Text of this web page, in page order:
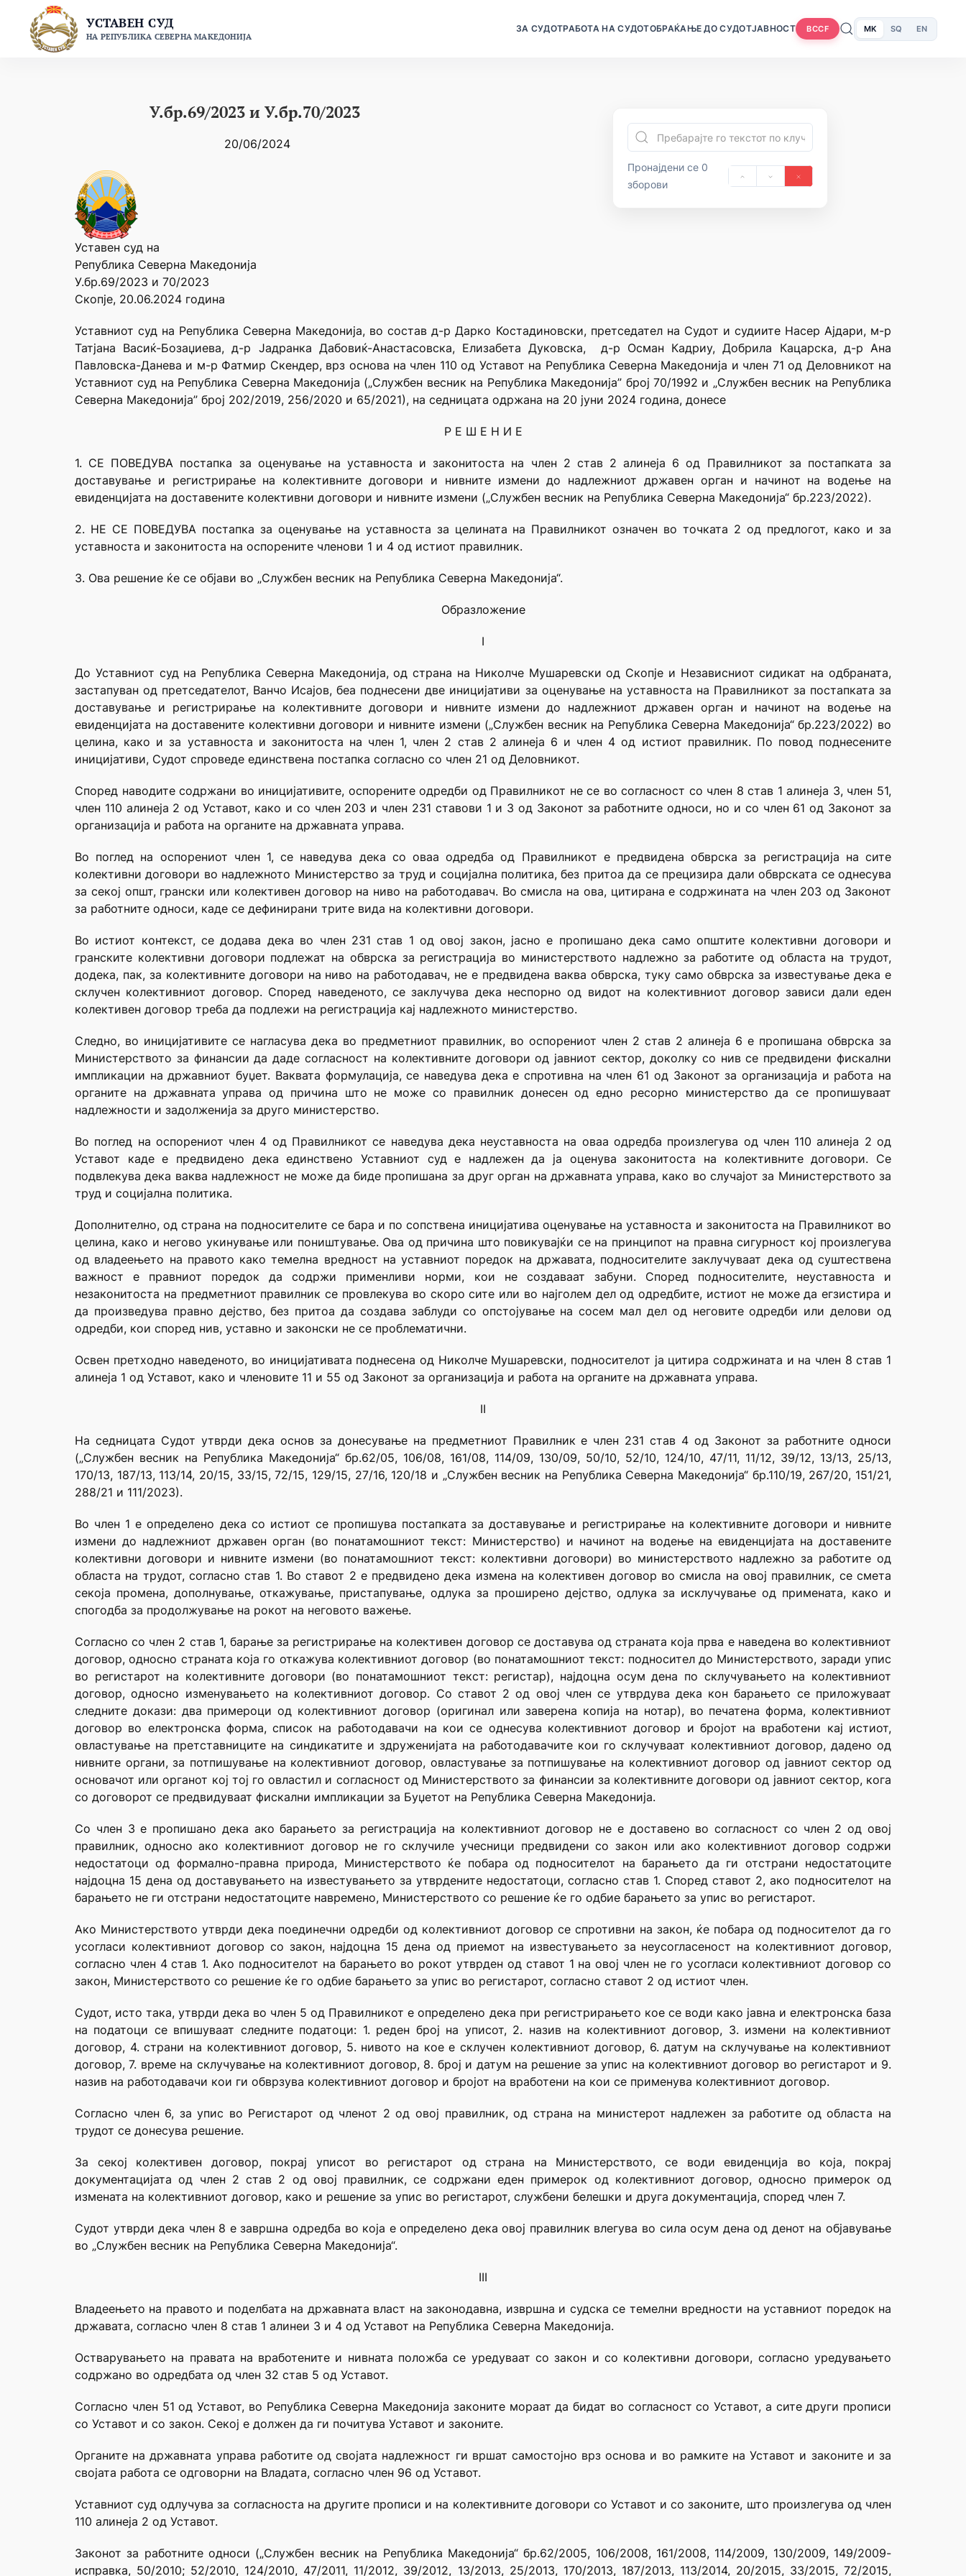
content
УСТАВЕН СУД
НА РЕПУБЛИКА СЕВЕРНА МАКЕДОНИЈА
ЗА СУДОТРАБОТА НА СУДОТОБРАЌАЊЕ ДО СУДОТЈАВНОСТ BCCF MK SQ EN
У.бр.69/2023 и У.бр.70/2023
20/06/2024
Пронајдени се 0
зборови
Уставен суд на
Република Северна Македонија
У.бр.69/2023 и 70/2023
Скопје, 20.06.2024 година
Уставниот суд на Република Северна Македонија, во состав д-р Дарко Костадиновски, претседател на Судот и судиите Насер Ајдари, м-р
Татјана Васиќ-Бозаџиева, д-р Јадранка Дабовиќ-Анастасовска, Елизабета Дуковска, д-р Осман Кадриу, Добрила Кацарска, д-р Ана
Павловска-Данева и м-р Фатмир Скендер, врз основа на член 110 од Уставот на Република Северна Македонија и член 71 од Деловникот на
Уставниот суд на Република Северна Македонија („Службен весник на Република Македонија” број 70/1992 и „Службен весник на Република
Северна Македонија” број 202/2019, 256/2020 и 65/2021), на седницата одржана на 20 јуни 2024 година, донесе
Р Е Ш Е Н И Е
1. СЕ ПОВЕДУВА постапка за оценување на уставноста и законитоста на член 2 став 2 алинеја 6 од Правилникот за постапката за
доставување и регистрирање на колективните договори и нивните измени до надлежниот државен орган и начинот на водење на
евиденцијата на доставените колективни договори и нивните измени („Службен весник на Република Северна Македонија“ бр.223/2022).
2. НЕ СЕ ПОВЕДУВА постапка за оценување на уставноста за целината на Правилникот означен во точката 2 од предлогот, како и за
уставноста и законитоста на оспорените членови 1 и 4 од истиот правилник.
3. Ова решение ќе се објави во „Службен весник на Република Северна Македонија“.
Образложение
I
До Уставниот суд на Република Северна Македонија, од страна на Николче Мушаревски од Скопје и Независниот сидикат на одбраната,
застапуван од претседателот, Ванчо Исајов, беа поднесени две иницијативи за оценување на уставноста на Правилникот за постапката за
доставување и регистрирање на колективните договори и нивните измени до надлежниот државен орган и начинот на водење на
евиденцијата на доставените колективни договори и нивните измени („Службен весник на Република Северна Македонија“ бр.223/2022) во
целина, како и за уставноста и законитоста на член 1, член 2 став 2 алинеја 6 и член 4 од истиот правилник. По повод поднесените
иницијативи, Судот спроведе единствена постапка согласно со член 21 од Деловникот.
Според наводите содржани во иницијативите, оспорените одредби од Правилникот не се во согласност со член 8 став 1 алинеја 3, член 51,
член 110 алинеја 2 од Уставот, како и со член 203 и член 231 ставови 1 и 3 од Законот за работните односи, но и со член 61 од Законот за
организација и работа на органите на државната управа.
Во поглед на оспорениот член 1, се наведува дека со оваа одредба од Правилникот е предвидена обврска за регистрација на сите
колективни договори во надлежното Министерство за труд и социјална политика, без притоа да се прецизира дали обврската се однесува
за секој општ, грански или колективен договор на ниво на работодавач. Во смисла на ова, цитирана е содржината на член 203 од Законот
за работните односи, каде се дефинирани трите вида на колективни договори.
Во истиот контекст, се додава дека во член 231 став 1 од овој закон, јасно е пропишано дека само општите колективни договори и
гранските колективни договори подлежат на обврска за регистрација во министерството надлежно за работите од областа на трудот,
додека, пак, за колективните договори на ниво на работодавач, не е предвидена ваква обврска, туку само обврска за известување дека е
склучен колективниот договор. Според наведеното, се заклучува дека неспорно од видот на колективниот договор зависи дали еден
колективен договор треба да подлежи на регистрација кај надлежното министерство.
Следно, во иницијативите се нагласува дека во предметниот правилник, во оспорениот член 2 став 2 алинеја 6 е пропишана обврска за
Министерството за финансии да даде согласност на колективните договори од јавниот сектор, доколку со нив се предвидени фискални
импликации на државниот буџет. Ваквата формулација, се наведува дека е спротивна на член 61 од Законот за организација и работа на
органите на државната управа од причина што не може со правилник донесен од едно ресорно министерство да се пропишуваат
надлежности и задолженија за друго министерство.
Во поглед на оспорениот член 4 од Правилникот се наведува дека неуставноста на оваа одредба произлегува од член 110 алинеја 2 од
Уставот каде е предвидено дека единствено Уставниот суд е надлежен да ја оценува законитоста на колективните договори. Се
подвлекува дека ваква надлежност не може да биде пропишана за друг орган на државната управа, како во случајот за Министерството за
труд и социјална политика.
Дополнително, од страна на подносителите се бара и по сопствена иницијатива оценување на уставноста и законитоста на Правилникот во
целина, како и негово укинување или поништување. Ова од причина што повикувајќи се на принципот на правна сигурност кој произлегува
од владеењето на правото како темелна вредност на уставниот поредок на државата, подносителите заклучуваат дека од суштествена
важност е правниот поредок да содржи применливи норми, кои не создаваат забуни. Според подносителите, неуставноста и
незаконитоста на предметниот правилник се провлекува во скоро сите или во најголем дел од одредбите, истиот не може да егзистира и
да произведува правно дејство, без притоа да создава заблуди со опстојување на сосем мал дел од неговите одредби или делови од
одредби, кои според нив, уставно и законски не се проблематични.
Освен претходно наведеното, во иницијативата поднесена од Николче Мушаревски, подносителот ја цитира содржината и на член 8 став 1
алинеја 1 од Уставот, како и членовите 11 и 55 од Законот за организација и работа на органите на државната управа.
II
На седницата Судот утврди дека основ за донесување на предметниот Правилник е член 231 став 4 од Законот за работните односи
(„Службен весник на Република Македонија“ бр.62/05, 106/08, 161/08, 114/09, 130/09, 50/10, 52/10, 124/10, 47/11, 11/12, 39/12, 13/13, 25/13,
170/13, 187/13, 113/14, 20/15, 33/15, 72/15, 129/15, 27/16, 120/18 и „Службен весник на Република Северна Македонија“ бр.110/19, 267/20, 151/21,
288/21 и 111/2023).
Во член 1 е определено дека со истиот се пропишува постапката за доставување и регистрирање на колективните договори и нивните
измени до надлежниот државен орган (во понатамошниот текст: Министерство) и начинот на водење на евиденцијата на доставените
колективни договори и нивните измени (во понатамошниот текст: колективни договори) во министерството надлежно за работите од
областа на трудот, согласно став 1. Во ставот 2 е предвидено дека измена на колективен договор во смисла на овој правилник, се смета
секоја промена, дополнување, откажување, пристапување, одлука за проширено дејство, одлука за исклучување од примената, како и
спогодба за продолжување на рокот на неговото важење.
Согласно со член 2 став 1, барање за регистрирање на колективен договор се доставува од страната која прва е наведена во колективниот
договор, односно страната која го откажува колективниот договор (во понатамошниот текст: подносител до Министерството, заради упис
во регистарот на колективните договори (во понатамошниот текст: регистар), најдоцна осум дена по склучувањето на колективниот
договор, односно изменувањето на колективниот договор. Со ставот 2 од овој член се утврдува дека кон барањето се приложуваат
следните докази: два примероци од колективниот договор (оригинал или заверена копија на нотар), во печатена форма, колективниот
договор во електронска форма, список на работодавачи на кои се однесува колективниот договор и бројот на вработени кај истиот,
овластување на претставниците на синдикатите и здруженијата на работодавачите кои го склучуваат колективниот договор, дадено од
нивните органи, за потпишување на колективниот договор, овластување за потпишување на колективниот договор од јавниот сектор од
основачот или органот кој тој го овластил и согласност од Министерството за финансии за колективните договори од јавниот сектор, кога
со договорот се предвидуваат фискални импликации за Буџетот на Република Северна Македонија.
Со член 3 е пропишано дека ако барањето за регистрација на колективниот договор не е доставено во согласност со член 2 од овој
правилник, односно ако колективниот договор не го склучиле учесници предвидени со закон или ако колективниот договор содржи
недостатоци од формално-правна природа, Министерството ќе побара од подносителот на барањето да ги отстрани недостатоците
најдоцна 15 дена од доставувањето на известувањето за утврдените недостатоци, согласно став 1. Според ставот 2, ако подносителот на
барањето не ги отстрани недостатоците навремено, Министерството со решение ќе го одбие барањето за упис во регистарот.
Ако Министерството утврди дека поединечни одредби од колективниот договор се спротивни на закон, ќе побара од подносителот да го
усогласи колективниот договор со закон, најдоцна 15 дена од приемот на известувањето за неусогласеност на колективниот договор,
согласно член 4 став 1. Ако подносителот на барањето во рокот утврден од ставот 1 на овој член не го усогласи колективниот договор со
закон, Министерството со решение ќе го одбие барањето за упис во регистарот, согласно ставот 2 од истиот член.
Судот, исто така, утврди дека во член 5 од Правилникот е определено дека при регистрирањето кое се води како јавна и електронска база
на податоци се впишуваат следните податоци: 1. реден број на уписот, 2. назив на колективниот договор, 3. измени на колективниот
договор, 4. страни на колективниот договор, 5. нивото на кое е склучен колективниот договор, 6. датум на склучување на колективниот
договор, 7. време на склучување на колективниот договор, 8. број и датум на решение за упис на колективниот договор во регистарот и 9.
назив на работодавачи кои ги обврзува колективниот договор и бројот на вработени на кои се применува колективниот договор.
Согласно член 6, за упис во Регистарот од членот 2 од овој правилник, од страна на министерот надлежен за работите од областа на
трудот се донесува решение.
За секој колективен договор, покрај уписот во регистарот од страна на Министерството, се води евиденција во која, покрај
документацијата од член 2 став 2 од овој правилник, се содржани еден примерок од колективниот договор, односно примерок од
измената на колективниот договор, како и решение за упис во регистарот, службени белешки и друга документација, според член 7.
Судот утврди дека член 8 е завршна одредба во која е определено дека овој правилник влегува во сила осум дена од денот на објавување
во „Службен весник на Република Северна Македонија“.
III
Владеењето на правото и поделбата на државната власт на законодавна, извршна и судска се темелни вредности на уставниот поредок на
државата, согласно член 8 став 1 алинеи 3 и 4 од Уставот на Република Северна Македонија.
Остварувањето на правата на вработените и нивната положба се уредуваат со закон и со колективни договори, согласно уредувањето
содржано во одредбата од член 32 став 5 од Уставот.
Согласно член 51 од Уставот, во Република Северна Македонија законите мораат да бидат во согласност со Уставот, а сите други прописи
со Уставот и со закон. Секој е должен да ги почитува Уставот и законите.
Органите на државната управа работите од својата надлежност ги вршат самостојно врз основа и во рамките на Уставот и законите и за
својата работа се одговорни на Владата, согласно член 96 од Уставот.
Уставниот суд одлучува за согласноста на другите прописи и на колективните договори со Уставот и со законите, што произлегува од член
110 алинеја 2 од Уставот.
Законот за работните односи („Службен весник на Република Македонија“ бр.62/2005, 106/2008, 161/2008, 114/2009, 130/2009, 149/2009-
исправка, 50/2010; 52/2010, 124/2010, 47/2011, 11/2012, 39/2012, 13/2013, 25/2013, 170/2013, 187/2013, 113/2014, 20/2015, 33/2015, 72/2015,